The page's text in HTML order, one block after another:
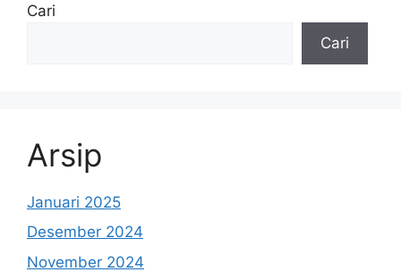
Cari
Cari
Arsip
Januari 2025
Desember 2024
November 2024